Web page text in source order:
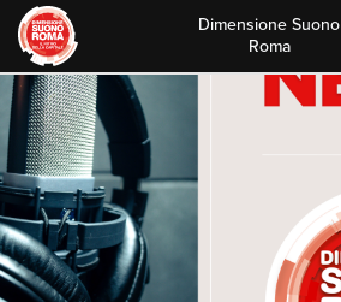
Skip
to
content
Dimensione Suono
Roma